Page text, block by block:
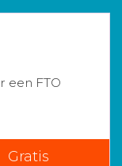
een FTO
Gratis